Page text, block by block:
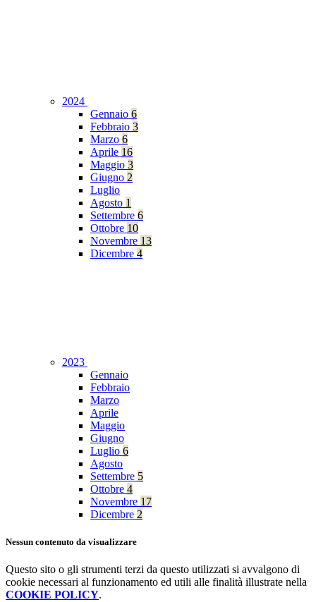
2024
Gennaio 6
Febbraio 3
Marzo 6
Aprile 16
Maggio 3
Giugno 2
Luglio
Agosto 1
Settembre 6
Ottobre 10
Novembre 13
Dicembre 4
2023
Gennaio
Febbraio
Marzo
Aprile
Maggio
Giugno
Luglio 6
Agosto
Settembre 5
Ottobre 4
Novembre 17
Dicembre 2
Nessun contenuto da visualizzare
Questo sito o gli strumenti terzi da questo utilizzati si avvalgono di
cookie necessari al funzionamento ed utili alle finalità illustrate nella
COOKIE POLICY.